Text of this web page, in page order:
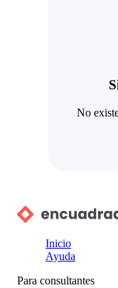
No
Inicio
Ayuda
Para consultantes